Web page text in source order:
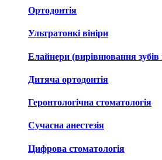
Ортодонтія
Ультратонкі вініри
Елайнери (вирівнювання
Дитяча ортодонтія
Геронтологічна стоматологія
Сучасна анестезія
Цифрова стоматологія